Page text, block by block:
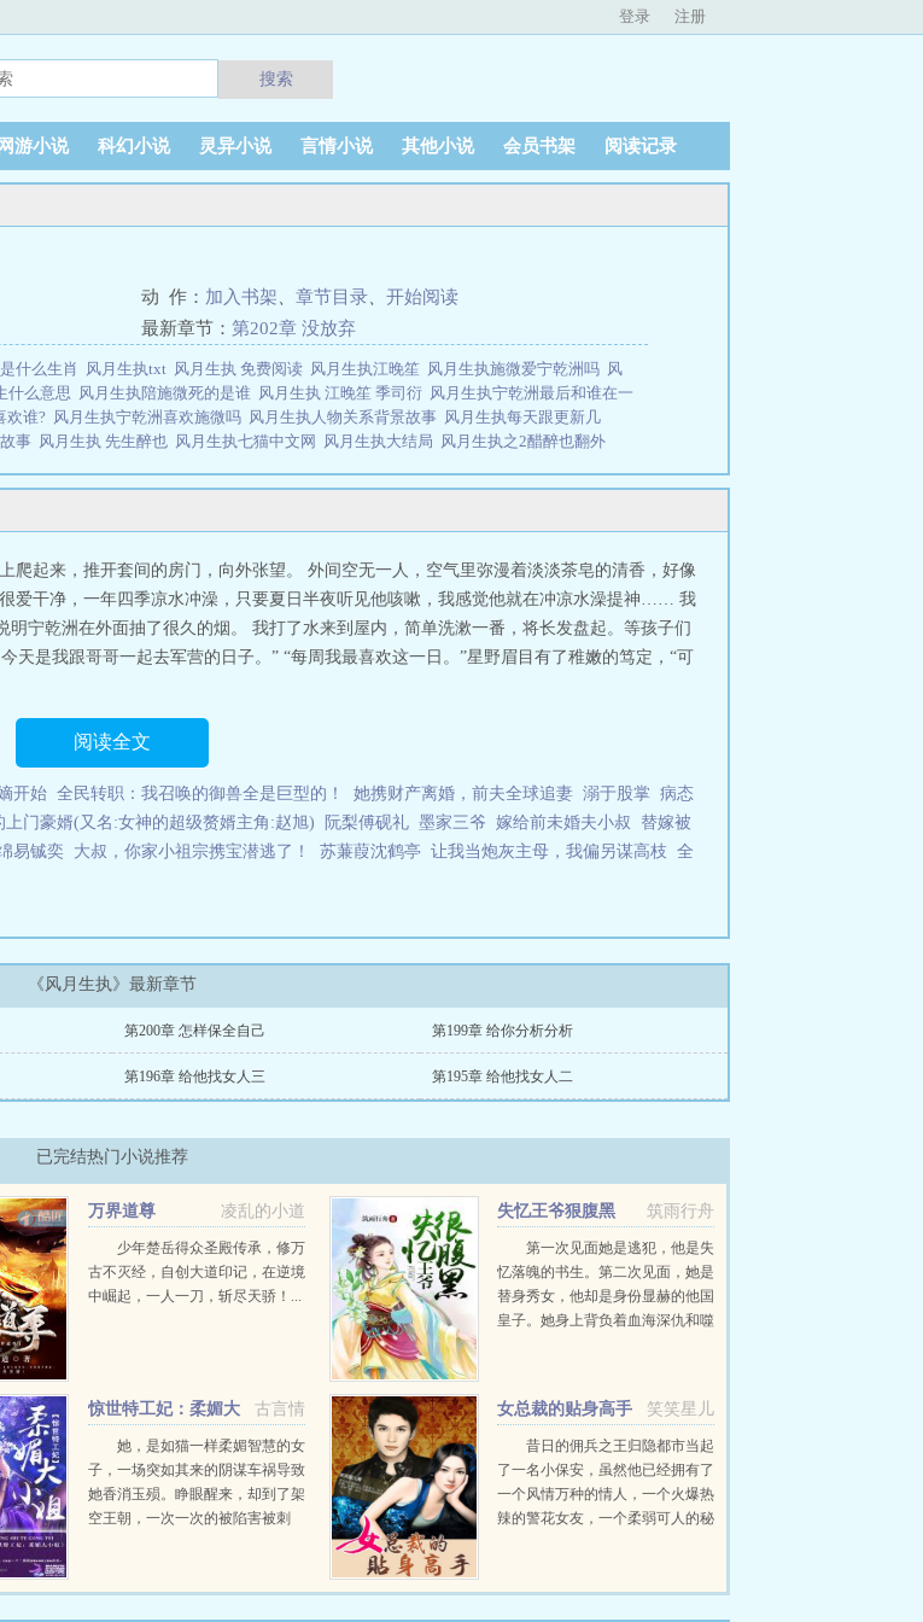
登录 注册
搜索
网游小说 科幻小说 灵异小说 言情小说 其他小说 会员书架 阅读记录
动 作： 加入书架 章节目录
开始阅读
最新章节： 第202章 没放弃
什么生肖 风月生执txt 风月生执 免费阅读 风月生执江晚笙 风月生执施微爱宁乾洲吗 风
什么意思 风月生执陪施微死的是谁 风月生执 江晚笙 季司衍 风月生执宁乾洲最后和谁在一
欢谁? 风月生执宁乾洲喜欢施微吗 风月生执人物关系背景故事 风月生执每天跟更新几
事 风月生执 先生醉也 风月生执七猫中文网 风月生执大结局 风月生执之2醋醉也翻外
女主死了风月生执施微纪凌修的全文免费阅读无弹窗风月生执最终结局是什么风月生执
薇结局风月生执陆绯亦风月生执先生醉也免费阅读风月生执有第二季吗风月生执先生
新风月生执完结了没风月生执季司衍风月生执纪凌修是谁杀的风月生执最后是官配吗风
季司衍江晚笙 风月生执类似的 风月生执姐妹篇 风月生执最后谁陪女主跳崖
风月生执孩
笔趣阁 风月生执施微最后和谁在一起了风月生执男主是谁风月生执宁乾洲说的十一是
风月生执2续写风月生执原著背景故事风月生执TXT风月生执是什么意思风月生执最新
样的风月生执番外风月生执陪施微评论风月指什么生肖风月生执宁乾洲爱施微吗风月
三部
他青云直上。我以为只要我拼命对他好，总有一天会捂热他的心。可当他一朝上位，提着我
，毁了我的人生，该是血债血偿。”看着他冰冷无情的脸，我才知道自己错的有多离谱！再
起来，推开套间的房门，向外张望。 外间空无一人，空气里弥漫着淡淡茶皂的清香，好像
爱干净，一年四季凉水冲澡，只要夏日半夜听见他咳嗽，我感觉他就在冲凉水澡提神…… 我
宁乾洲在外面抽了很久的烟。 我打了水来到屋内，简单洗漱一番，将长发盘起。等孩子们
天是我跟哥哥一起去军营的日子。” “每周我最喜欢这一日。”星野眉目有了稚嫩的笃定，“可
阅读全文
开始 全民转职：我召唤的御兽全是巨型的！ 她携财产离婚，前夫全球追妻 溺于股掌 病态
上门豪婿(又名:女神的超级赘婿主角:赵旭) 阮梨傅砚礼 墨家三爷 嫁给前未婚夫小叔
替嫁被
易铖奕 大叔，你家小祖宗携宝潜逃了！ 苏蒹葭沈鹤亭 让我当炮灰主母，我偏另谋高枝 全
《风月生执》最新章节
第200章 怎样保全自己 第199章 给你分析分析
第196章 给他找女人三 第195章 给他找女人二
已完结热门小说推荐
凌乱的小道
万界道尊
少年楚岳得众圣殿传承，修万
古不灭经，自创大道印记，在逆境
中崛起，一人一刀，斩尽天骄！...
筑雨行舟
失忆王爷狠腹黑
第一次见面她是逃犯，他是失
忆落魄的书生。第二次见面，她是
替身秀女，他却是身份显赫的他国
皇子。她身上背负着血海深仇和噬
他也没有她想象中君子。午夜...
古言情
惊世特工妃：柔媚大
小姐她，是如猫一样柔媚智慧的女
子，一场突如其来的阴谋车祸导致
她香消玉殒。睁眼醒来，却到了架
空王朝，一次一次的被陷害被刺
弄美男破解阴谋平定江山笑看江
笑笑星儿
女总裁的贴身高手
昔日的佣兵之王归隐都市当起
了一名小保安，虽然他已经拥有了
一个风情万种的情人，一个火爆热
辣的警花女友，一个柔弱可人的秘
婆！且看最牛小保安如何坐拥群